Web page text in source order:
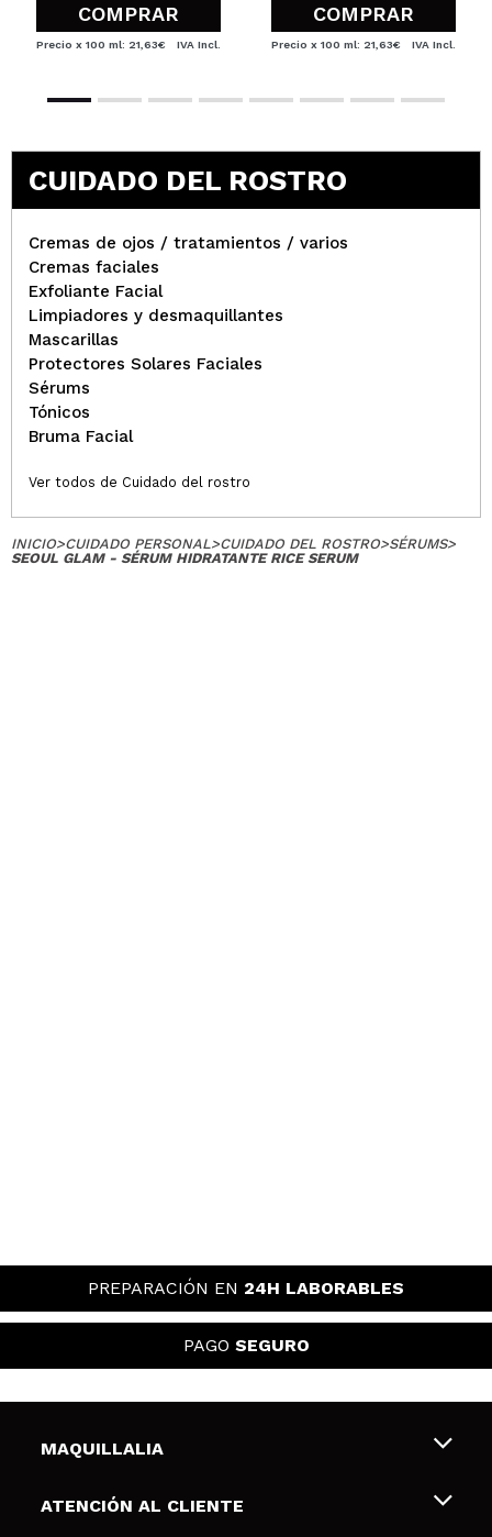
COMPRAR
Precio x 100 ml: 21,63€ IVA Incl.
COMPRAR
Precio x 100 ml: 21,63€ IVA Incl.
CUIDADO DEL ROSTRO
Cremas de ojos / tratamientos / varios
Cremas faciales
Exfoliante Facial
Limpiadores y desmaquillantes
Mascarillas
Protectores Solares Faciales
Sérums
Tónicos
Bruma Facial
Ver todos de Cuidado del rostro
INICIO>CUIDADO PERSONAL>CUIDADO DEL ROSTRO>SÉRUMS>
SEOUL GLAM - SÉRUM HIDRATANTE RICE SERUM
PREPARACIÓN EN 24H LABORABLES
PAGO SEGURO
MAQUILLALIA
Sobre nosotros
ATENCIÓN AL CLIENTE